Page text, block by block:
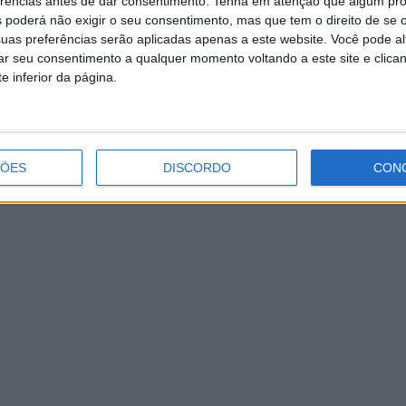
poderá não exigir o seu consentimento, mas que tem o direito de se
preferências serão aplicadas apenas a este website. Você pode
seu consentimento a qualquer momento voltando a este site e
inferior da página.
DISCORDO
agendou uma Assembleia Geral Extraordinária para o dia
até 48 horas antes do ato eleitoral, mas ao que o
que será candidato ao cargo, e concedeu uma